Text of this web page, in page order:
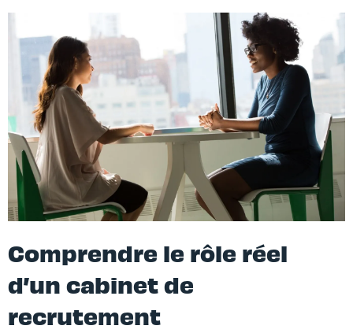
Comprendre le rôle réel
d’un cabinet de
recrutement